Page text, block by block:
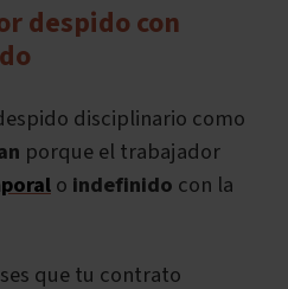
despido con
disciplinario como
porque el trabajador
o indefinido con la
que tu contrato